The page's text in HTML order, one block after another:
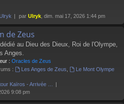
par Ulryk , dim. mai 17, 2026 1:44 pm
de Zeus
au Dieu des Dieux, Roi de l'Olympe,
Anges.
: Oracles de Zeus
:
Les Anges de Zeus
Le Mont Olympe
Kaïros - Arrivée …
9:08 pm